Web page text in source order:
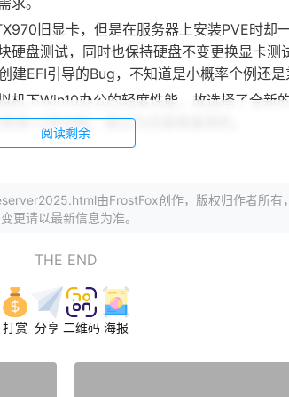
旧显卡，但是在服务器上安装PVE时却
硬盘测试，同时也保持硬盘不变更换显卡测
EFI引导的Bug，不知道是小概率个例还是
下Win10办公的轻度性能，故选择了全新
保+Z低功耗，我认为还是很值得的。
了...），仍然没理线，反正是服务器又不天
所以RGB没了。
家用机的基本要求了。待机功耗在45W左右
待机:指启动PVE并且三台虚拟机全部开机空
阅读剩余
由FrostFox创作，版权归作者所有，
更请以最新信息为准。
THE END
打赏 分享 二维码 海报